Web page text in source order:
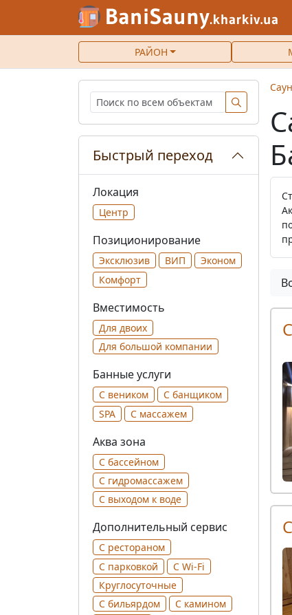
РАЙОН
Быстрый переход
Локация
Центр
Позиционирование
Эксклюзив ВИП
Эконом
Комфорт
Вместимость
Для двоих
Для большой компании
Банные услуги
С веником
С банщиком
SPA
С массажем
Аква зона
С бассейном
С гидромассажем
С выходом к воде
Дополнительный сервис
С рестораном
С парковкой
С Wi-Fi
Круглосуточные
С бильярдом
С камином